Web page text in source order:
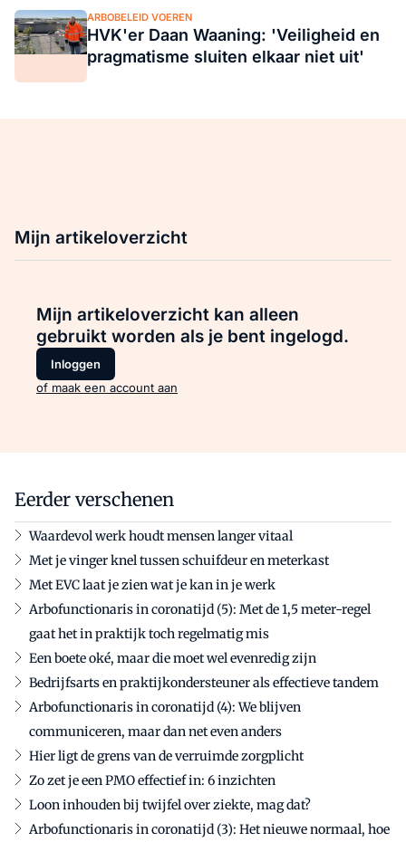
ARBOBELEID VOEREN
HVK'er Daan Waaning: 'Veiligheid en
pragmatisme sluiten elkaar niet uit'
Mijn artikeloverzicht
Mijn artikeloverzicht kan alleen
gebruikt worden als je bent ingelogd.
Inloggen
of maak een account aan
Eerder verschenen
Waardevol werk houdt mensen langer vitaal
Met je vinger knel tussen schuifdeur en meterkast
Met EVC laat je zien wat je kan in je werk
Arbofunctionaris in coronatijd (5): Met de 1,5 meter-regel
gaat het in praktijk toch regelmatig mis
Een boete oké, maar die moet wel evenredig zijn
Bedrijfsarts en praktijkondersteuner als effectieve tandem
Arbofunctionaris in coronatijd (4): We blijven
communiceren, maar dan net even anders
Hier ligt de grens van de verruimde zorgplicht
Zo zet je een PMO effectief in: 6 inzichten
Loon inhouden bij twijfel over ziekte, mag dat?
Arbofunctionaris in coronatijd (3): Het nieuwe normaal, hoe